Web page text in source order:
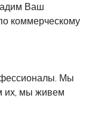
Ваш
коммерческому
Мы
их, мы живем